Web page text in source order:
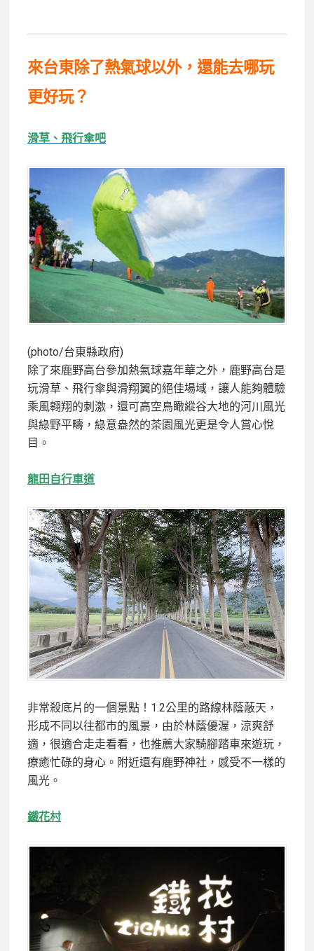
來台東除了熱氣球以外，還能去哪玩
更好玩？
滑草、飛行傘吧
(photo/台東縣政府)
除了來鹿野高台參加熱氣球嘉年華之外，鹿野高台是
玩滑草、飛行傘與滑翔翼的絕佳場域，讓人能夠體驗
乘風翱翔的刺激，還可高空鳥瞰縱谷大地的河川風光
與綠野平疇，綠意盎然的茶園風光更是令人賞心悅
目。
龍田自行車道
非常殺底片的一個景點！1.2公里的路線林蔭蔽天，
形成不同以往都市的風景，由於林蔭優渥，涼爽舒
適，很適合走走看看，也推薦大家騎腳踏車來遊玩，
療癒忙碌的身心。附近還有鹿野神社，感受不一樣的
風光。
鐵花村